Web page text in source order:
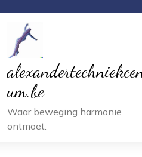
um.be
Waar beweging harmonie
ontmoet.